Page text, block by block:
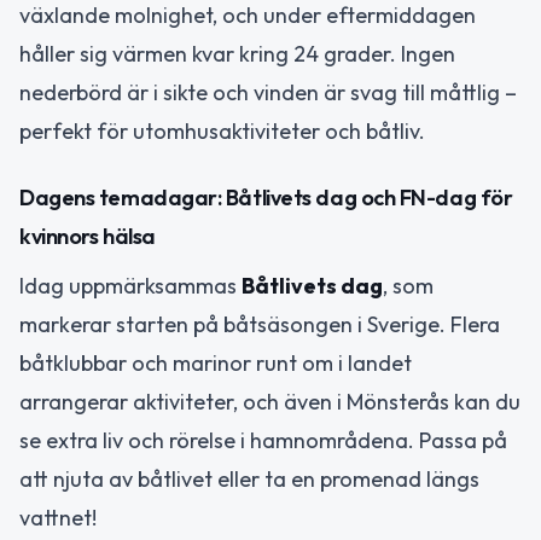
växlande molnighet, och under eftermiddagen
håller sig värmen kvar kring 24 grader. Ingen
nederbörd är i sikte och vinden är svag till måttlig –
perfekt för utomhusaktiviteter och båtliv.
Dagens temadagar: Båtlivets dag och FN-dag för
kvinnors hälsa
Idag uppmärksammas Båtlivets dag, som
markerar starten på båtsäsongen i Sverige. Flera
båtklubbar och marinor runt om i landet
arrangerar aktiviteter, och även i Mönsterås kan du
se extra liv och rörelse i hamnområdena. Passa på
att njuta av båtlivet eller ta en promenad längs
vattnet!